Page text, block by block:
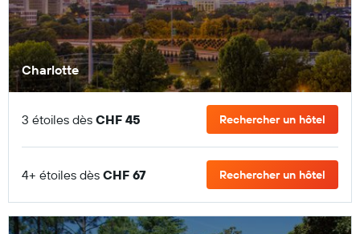
Charlotte
3 étoiles dès CHF 45 Rechercher un hôtel
4+ étoiles dès CHF 67 Rechercher un hôtel